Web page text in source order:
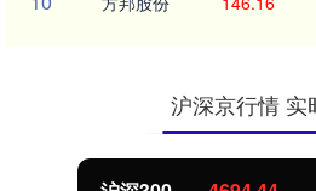
沪深京行情 实